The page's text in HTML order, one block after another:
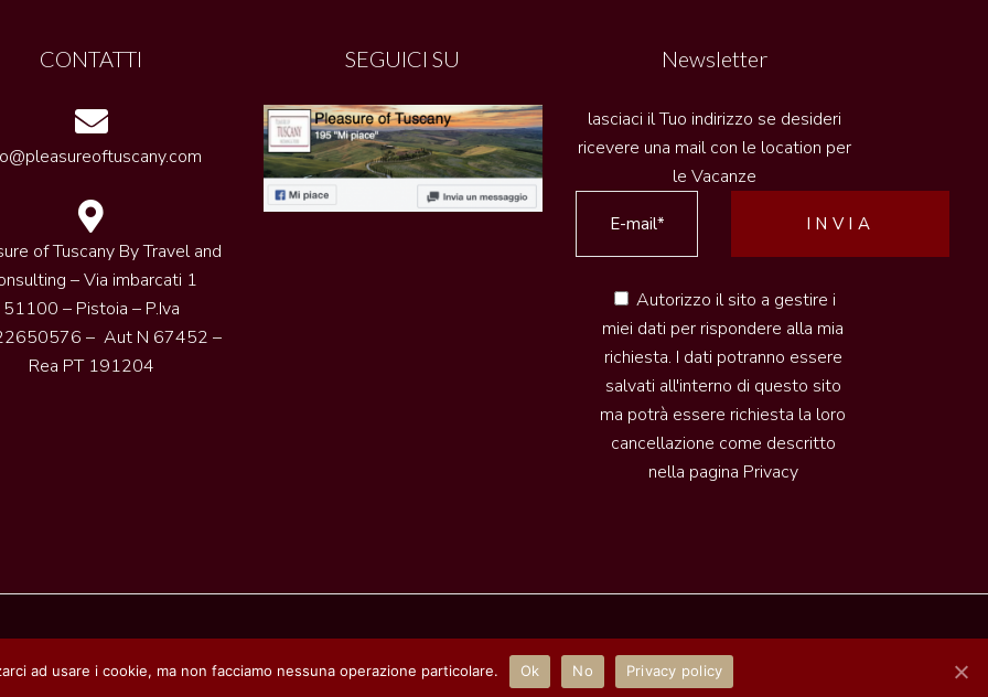
CONTATTI
of Tuscany By Travel and
– Via imbarcati 1
51100 – Pistoia – P.Iva
– Aut N 67452 –
Rea PT 191204
SEGUICI SU Newsletter
lasciaci il Tuo indirizzo se desideri
ricevere una mail con le location per
le Vacanze
Autorizzo il sito a gestire i
miei dati per rispondere alla mia
richiesta. I dati potranno essere
salvati all'interno di questo sito
ma potrà essere richiesta la loro
cancellazione come descritto
nella pagina Privacy
2020 © Pleasure of Tuscany | Realizzazione by
ad usare i cookie, ma non facciamo nessuna operazione particolare. Ok No Privacy policy